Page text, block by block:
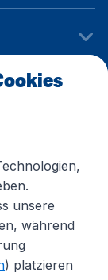
unsere
während
) platzieren